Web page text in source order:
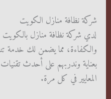
شركة نظافة منازل الكويت
لدي شركة نظافة منازل بالكويت
والكفاءة، مما يضمن لك خدمة
بعناية وندربهم على أحدث
المعايير في كل مرة.